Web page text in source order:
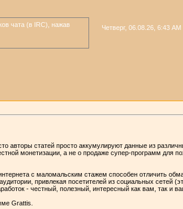
чата (в IRC), нажав
Четверг, 06.08.26, 6:43 AM
авторы статей просто аккумулируют данные из
монетизации, а не о продаже супер-программ для
с маломальским стажем способен отличить
привлекая посетителей из социальных сетей
- честный, полезный, интересный как вам, так и
Grattis.